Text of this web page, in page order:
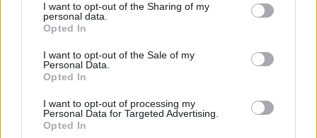
I want to opt-out of the Sharing of my
personal data.
Opted In
I want to opt-out of the Sale of my
Personal Data.
Opted In
I want to opt-out of processing my
Personal Data for Targeted Advertising.
Opted In
A legidegesítőbb kifejezések laza
gyűjteménye
Elyna Robbs: Adéle és az örökölt árnyak